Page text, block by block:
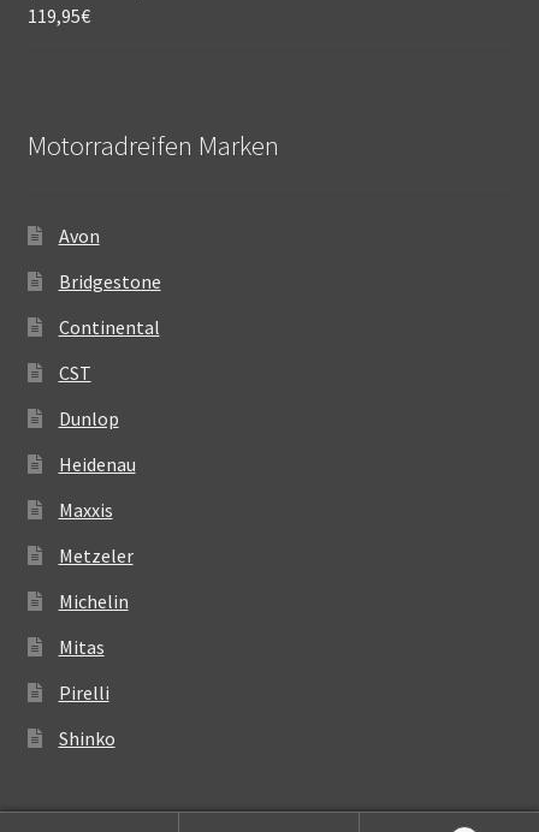
119,95€
Motorradreifen Marken
Avon
Bridgestone
Continental
CST
Dunlop
Heidenau
Maxxis
Metzeler
Michelin
Mitas
Pirelli
Shinko